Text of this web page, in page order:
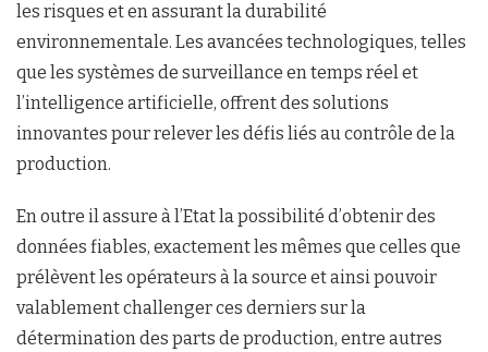
les risques et en assurant la durabilité
environnementale. Les avancées technologiques, telles
que les systèmes de surveillance en temps réel et
l’intelligence artificielle, offrent des solutions
innovantes pour relever les défis liés au contrôle de la
production.
En outre il assure à l’Etat la possibilité d’obtenir des
données fiables, exactement les mêmes que celles que
prélèvent les opérateurs à la source et ainsi pouvoir
valablement challenger ces derniers sur la
détermination des parts de production, entre autres